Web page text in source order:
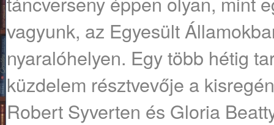
vagyunk, az Egyesült
nyaralóhelyen. Egy több hétig
küzdelem résztvevője a
Robert Syverten és Gloria